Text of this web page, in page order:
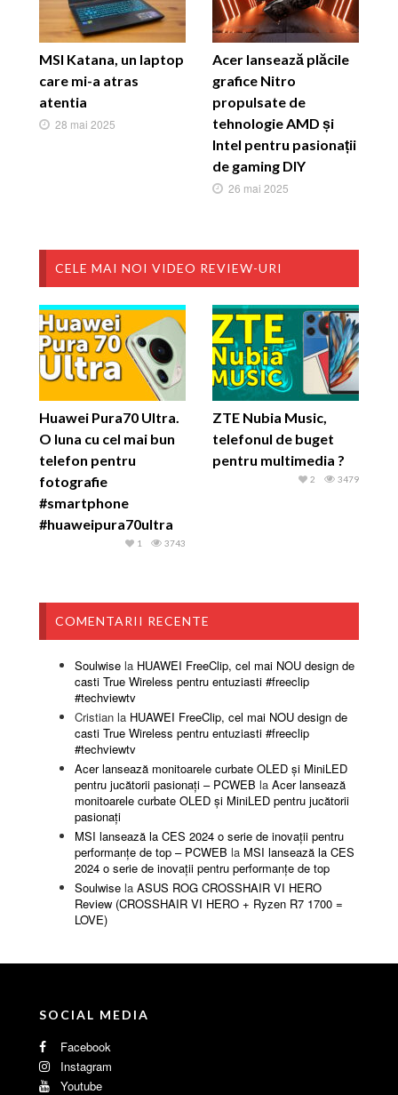
MSI Katana, un laptop
care mi-a atras
atentia
28 mai 2025
Acer lansează plăcile
grafice Nitro
propulsate de
tehnologie AMD și
Intel pentru pasionații
de gaming DIY
26 mai 2025
CELE MAI NOI VIDEO REVIEW-URI
Huawei Pura70 Ultra.
O luna cu cel mai bun
telefon pentru
fotografie
#smartphone
#huaweipura70ultra
3743
1
ZTE Nubia Music,
telefonul de buget
pentru multimedia ?
3479
2
COMENTARII RECENTE
Soulwise la HUAWEI FreeClip, cel mai NOU design de
casti True Wireless pentru entuziasti #freeclip
#techviewtv
Cristian la HUAWEI FreeClip, cel mai NOU design de
casti True Wireless pentru entuziasti #freeclip
#techviewtv
Acer lansează monitoarele curbate OLED și MiniLED
pentru jucătorii pasionați – PCWEB la Acer lansează
monitoarele curbate OLED și MiniLED pentru jucătorii
pasionați
MSI lansează la CES 2024 o serie de inovații pentru
performanțe de top – PCWEB la MSI lansează la CES
2024 o serie de inovații pentru performanțe de top
Soulwise la ASUS ROG CROSSHAIR VI HERO
Review (CROSSHAIR VI HERO + Ryzen R7 1700 =
LOVE)
SOCIAL MEDIA
Facebook
Instagram
Youtube